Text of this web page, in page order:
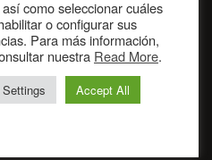
de la Sociedad Erasmiana
Bienvenidos cuantos
navegando por
es el océano erasmiano.
como seleccionar cuáles
o configurar sus
Para más información,
nuestra Read More.
Accept All